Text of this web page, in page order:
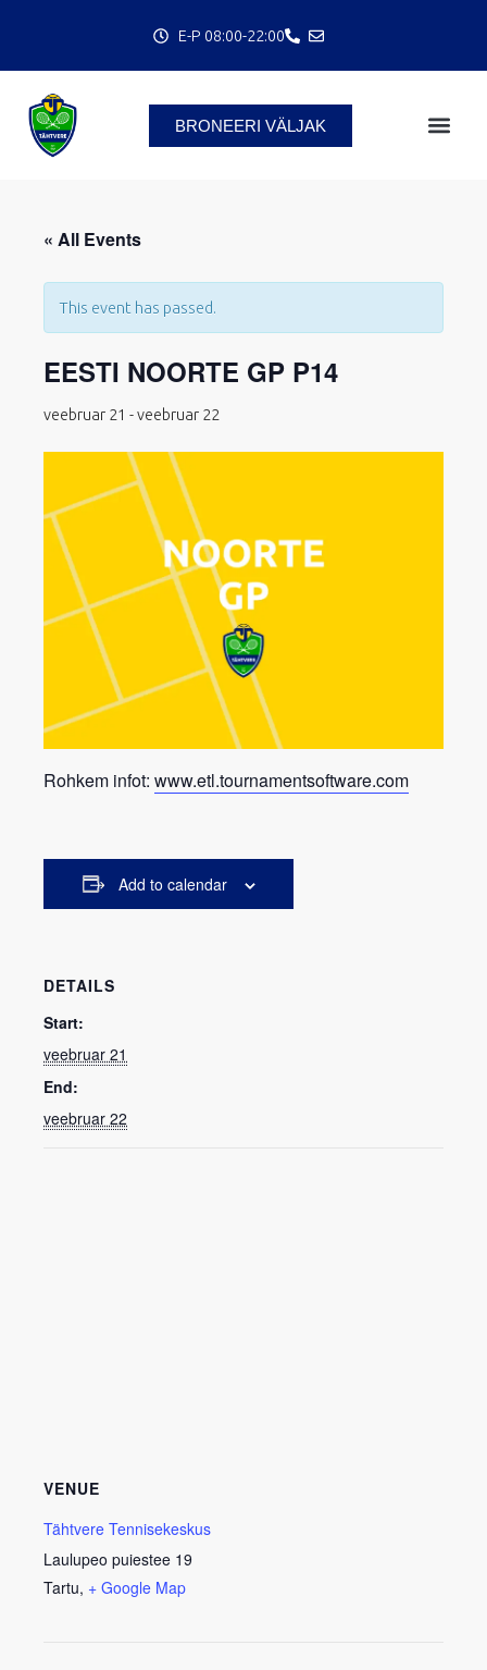
E-P 08:00-22:00
BRONEERI VÄLJAK
« All Events
This event has passed.
EESTI NOORTE GP P14
veebruar 21 -veebruar 22
Rohkem infot: www.etl.tournamentsoftware.com
Add to calendar
DETAILS
Start:
veebruar 21
End:
veebruar 22
VENUE
Tähtvere Tennisekeskus
Laulupeo puiestee 19
Tartu, + Google Map